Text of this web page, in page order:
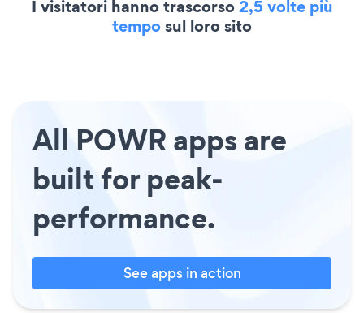
I visitatori hanno trascorso2,5 volte più
temposul loro sito
All POWR apps are
built for peak-
performance.
See apps in action